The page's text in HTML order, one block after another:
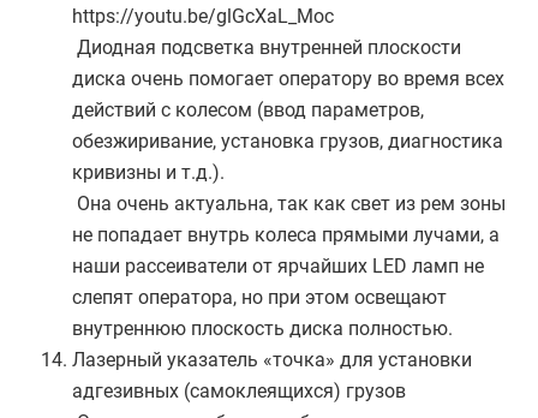
https://youtu.be/glGcXaL_Moc
Диодная подсветка внутренней плоскости
диска очень помогает оператору во время всех
действий с колесом (ввод параметров,
обезжиривание, установка грузов, диагностика
кривизны и т.д.).
Она очень актуальна, так как свет из рем зоны
не попадает внутрь колеса прямыми лучами, а
наши рассеиватели от ярчайших LED ламп не
слепят оператора, но при этом освещают
внутреннюю плоскость диска полностью.
Лазерный указатель «точка» для установки
адгезивных (самоклеящихся) грузов